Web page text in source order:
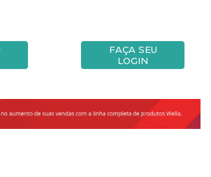
FAÇA SEU
LOGIN